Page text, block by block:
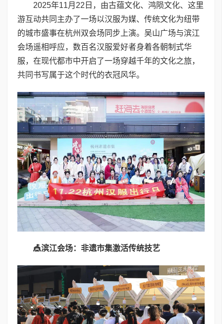
2025年11月22日，由古蕴文化、鸿陨文化、这里
游互动共同主办了一场以汉服为媒、传统文化为纽带
的城市盛事在杭州双会场同步上演。吴山广场与滨江
会场遥相呼应，数百名汉服爱好者身着各朝制式华
服，在现代都市中开启了一场穿越千年的文化之旅，
共同书写属于这个时代的衣冠风华。
🎪滨江会场：非遗市集激活传统技艺